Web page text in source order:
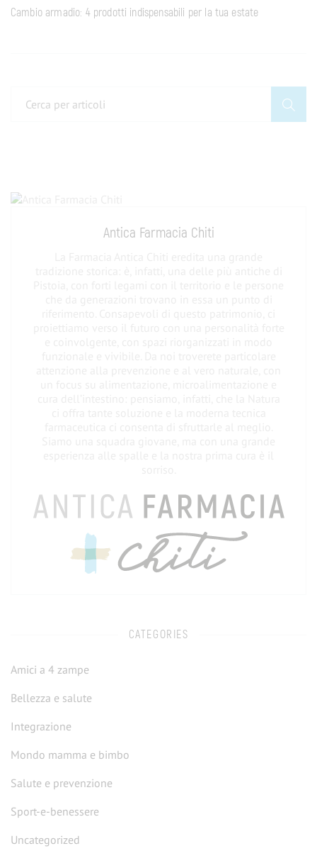
Cambio armadio: 4 prodotti indispensabili per la tua estate
Antica Farmacia Chiti
CATEGORIES
Amici a 4 zampe
Bellezza e salute
Integrazione
Mondo mamma e bimbo
Salute e prevenzione
sport-e-benessere
Uncategorized